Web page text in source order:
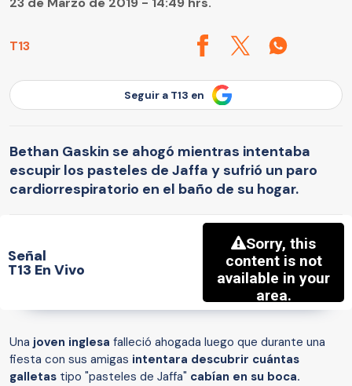
T13
Seguir a T13 en
Bethan Gaskin se ahogó mientras intentaba
escupir los pasteles de Jaffa y sufrió un paro
cardiorrespiratorio en el baño de su hogar.
Señal
T13 En Vivo
Una joven inglesa falleció ahogada luego que durante una
fiesta con sus amigas intentara descubrir cuántas
galletas tipo "pasteles de Jaffa" cabían en su boca.